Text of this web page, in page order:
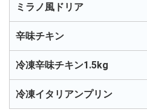
ミラノ風ドリア
辛味チキン
冷凍辛味チキン1.5kg
冷凍イタリアンプリン